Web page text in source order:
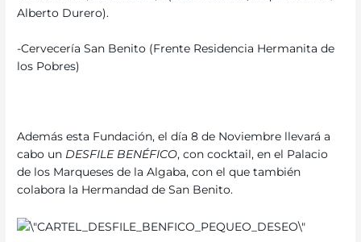
Alberto Durero).
-Cervecería San Benito (Frente Residencia Hermanita de
los Pobres)
Además esta Fundación, el día 8 de Noviembre llevará a
cabo un DESFILE BENÉFICO, con cocktail, en el Palacio
de los Marqueses de la Algaba, con el que también
colabora la Hermandad de San Benito.